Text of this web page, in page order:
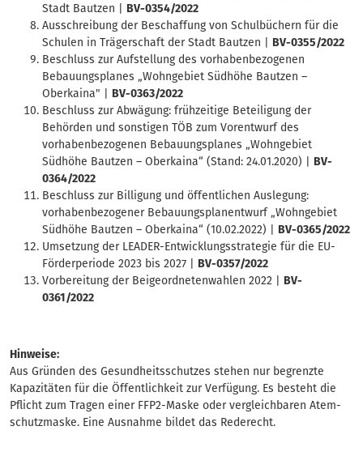
Stadt Bautzen | BV-0354/2022
Ausschreibung der Beschaffung von Schulbüchern für die
Schulen in Trägerschaft der Stadt Bautzen | BV-0355/2022
Beschluss zur Aufstellung des vorhabenbezogenen
Bebauungsplanes „Wohngebiet Südhöhe Bautzen –
Oberkaina" | BV-0363/2022
Beschluss zur Abwägung: frühzeitige Beteiligung der
Behörden und sonstigen TÖB zum Vorentwurf des
vorhabenbezogenen Bebauungsplanes „Wohngebiet
Südhöhe Bautzen – Oberkaina“ (Stand: 24.01.2020) | BV-
0364/2022
Beschluss zur Billigung und öffentlichen Auslegung:
vorhabenbezogener Bebauungsplanentwurf „Wohngebiet
Südhöhe Bautzen – Oberkaina“ (10.02.2022) | BV-0365/2022
Umsetzung der LEADER-Entwicklungsstrategie für die EU-
Förderperiode 2023 bis 2027 | BV-0357/2022
Vorbereitung der Beigeordnetenwahlen 2022 | BV-
0361/2022
Hinweise:
Aus Gründen des Gesundheitsschutzes stehen nur begrenzte
Kapazitäten für die Öffentlichkeit zur Verfügung. Es besteht die
Pflicht zum Tragen einer FFP2-Maske oder vergleichbaren Atem-
schutzmaske. Eine Ausnahme bildet das Rederecht.